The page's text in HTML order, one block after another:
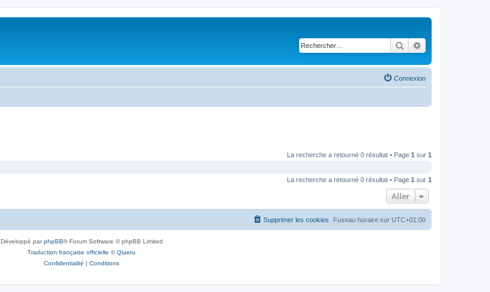
Rechercher
Connexion
La recherche a retourné 0 résultat • Page 1 sur 1
La recherche a retourné 0 résultat • Page 1 sur 1
Aller
Fuseau horaire sur UTC+01:00
Supprimer les cookies
Développé parphpBB® Forum Software © phpBB Limited
Traduction française officielle ©Qiaeru
Confidentialité | Conditions